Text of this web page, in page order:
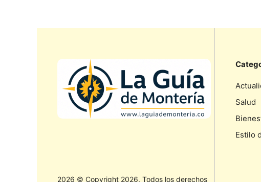
Salud
Estilo
2026 © Copyright 2026, Todos los derechos